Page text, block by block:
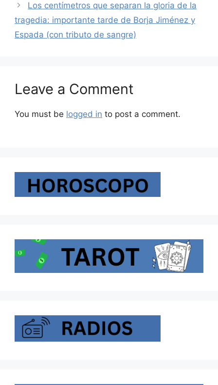
Los centímetros que separan la gloria de la
tragedia: importante tarde de Borja Jiménez y
Espada (con tributo de sangre)
Leave a Comment
You must be logged in to post a comment.